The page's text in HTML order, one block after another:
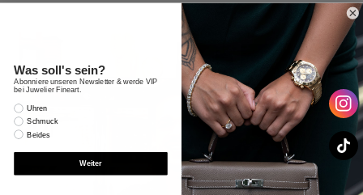
Was soll's sein?
Abonniere unseren Newsletter & werde VIP
bei Juwelier Fineart.
Interesse
Uhren
Schmuck
Beides
Weiter